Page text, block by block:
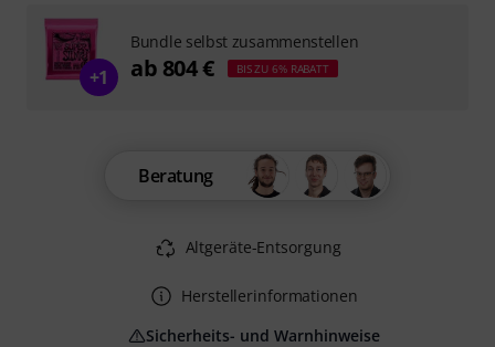
Beratung
Altgeräte-Entsorgung
Herstellerinformationen
Sicherheits- und Warnhinweise
+1
Bundle selbst zusammenstellen
ab 804 € BIS ZU 6% RABATT